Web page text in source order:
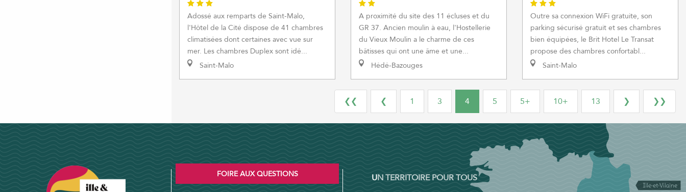
Adossé aux remparts de Saint-Malo,
l'Hôtel de la Cité dispose de 41 chambres
climatisées dont certaines avec vue sur
mer. Les chambres Duplex sont idé...
Saint-Malo
A proximité du site des 11 écluses et du
GR 37. Ancien moulin à eau, l'Hostellerie
du Vieux Moulin a le charme de ces
bâtisses qui ont une âme et une...
Hédé-Bazouges
Outre sa connexion WiFi gratuite, son
parking sécurisé gratuit et ses chambres
bien équipées, le Brit Hotel Le Transat
propose des chambres confortabl...
Saint-Malo
❮❮ ❮ 1 3 4 5 5+ 10+ 13 ❯ ❯❯
FOIRE AUX QUESTIONS UN TERRITOIRE POUR TOUS